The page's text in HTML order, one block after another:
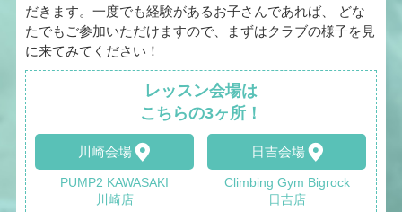
だきます。一度でも経験があるお子さんであれば、 どな
たでもご参加いただけますので、まずはクラブの様子を見
に来てみてください！
レッスン会場は
こちらの3ヶ所！
川崎会場
PUMP2 KAWASAKI
川崎店
日吉会場
Climbing Gym Bigrock
日吉店